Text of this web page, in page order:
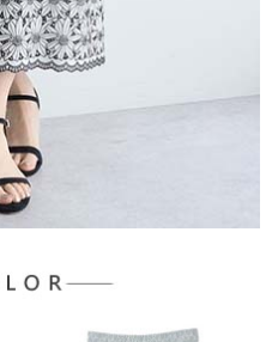
理人或監護人之同意方可使用
者引起之損失，本公司不負相關責
據個別帳號之用戶狀況，依本公司即
度不足之情形，本公司將視審查結果
資訊註冊。若發現惡意使用之情形，
戶之使用額度並採取法律行動。
運費